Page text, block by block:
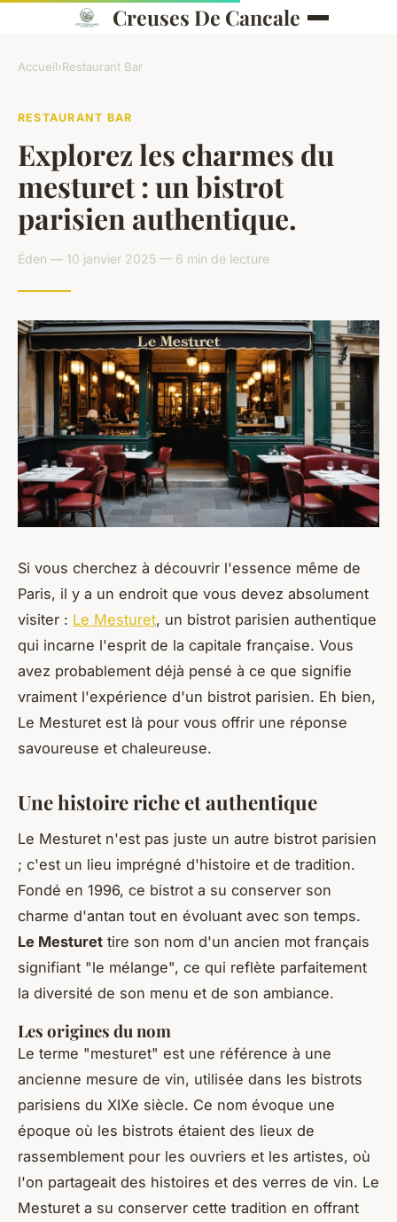
Creuses De Cancale
Accueil›Restaurant Bar
RESTAURANT BAR
Explorez les charmes du
mesturet : un bistrot
parisien authentique.
Éden — 10 janvier 2025 — 6 min de lecture
Si vous cherchez à découvrir l'essence même de
Paris, il y a un endroit que vous devez absolument
visiter : Le Mesturet, un bistrot parisien authentique
qui incarne l'esprit de la capitale française. Vous
avez probablement déjà pensé à ce que signifie
vraiment l'expérience d'un bistrot parisien. Eh bien,
Le Mesturet est là pour vous offrir une réponse
savoureuse et chaleureuse.
Une histoire riche et authentique
Le Mesturet n'est pas juste un autre bistrot parisien
; c'est un lieu imprégné d'histoire et de tradition.
Fondé en 1996, ce bistrot a su conserver son
charme d'antan tout en évoluant avec son temps.
Le Mesturet tire son nom d'un ancien mot français
signifiant "le mélange", ce qui reflète parfaitement
la diversité de son menu et de son ambiance.
Les origines du nom
Le terme "mesturet" est une référence à une
ancienne mesure de vin, utilisée dans les bistrots
parisiens du XIXe siècle. Ce nom évoque une
époque où les bistrots étaient des lieux de
rassemblement pour les ouvriers et les artistes, où
l'on partageait des histoires et des verres de vin. Le
Mesturet a su conserver cette tradition en offrant